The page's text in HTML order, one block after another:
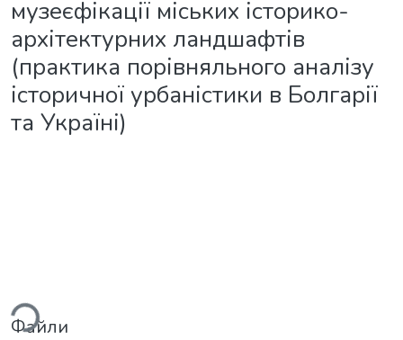
музеєфікації міських історико-
архітектурних ландшафтів
(практика порівняльного аналізу
історичної урбаністики в Болгарії
та Україні)
Файли